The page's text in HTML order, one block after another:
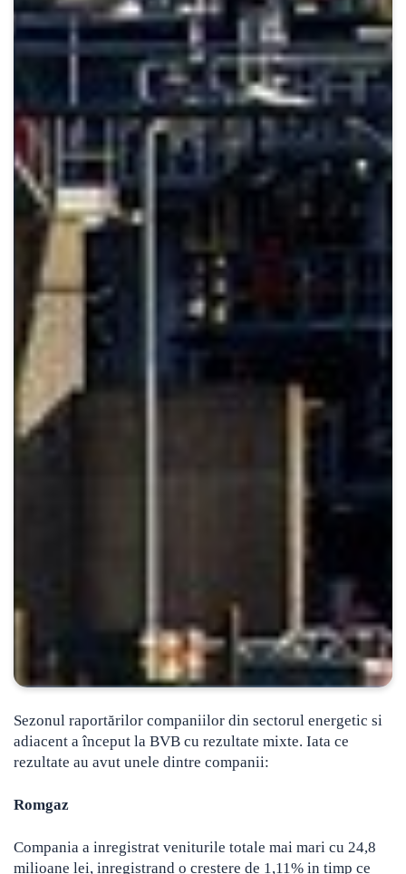
Sezonul raportărilor companiilor din sectorul energetic si
adiacent a început la BVB cu rezultate mixte. Iata ce
rezultate au avut unele dintre companii:
Romgaz
Compania a inregistrat veniturile totale mai mari cu 24,8
milioane lei, inregistrand o crestere de 1,11% in timp ce